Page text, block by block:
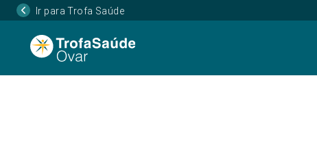
Ir para Trofa Saúde